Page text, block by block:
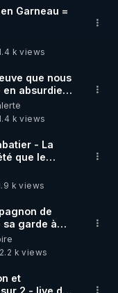
méditation et
code
Garneau =
k views
que nous
en absurdie
veut faire
!
k views
- La
que le
& l'ARNm-aa
t-il ?
k views
de
sa garde à
2.2 k views
et
2 - live du